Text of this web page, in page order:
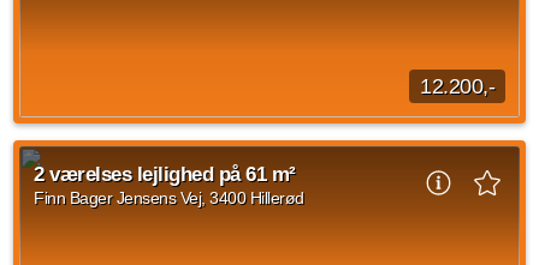
12.200,-
Denne indbydende 2-værelses lejlighed på 62 m² har en
attraktiv vestvendt placering, som sikrer et skønt
eftermiddags- og aftensollys. Samtidig ligger...
Kilde: home
2 værelses lejlighed på 61 m²
Finn Bager Jensens Vej, 3400 Hillerød